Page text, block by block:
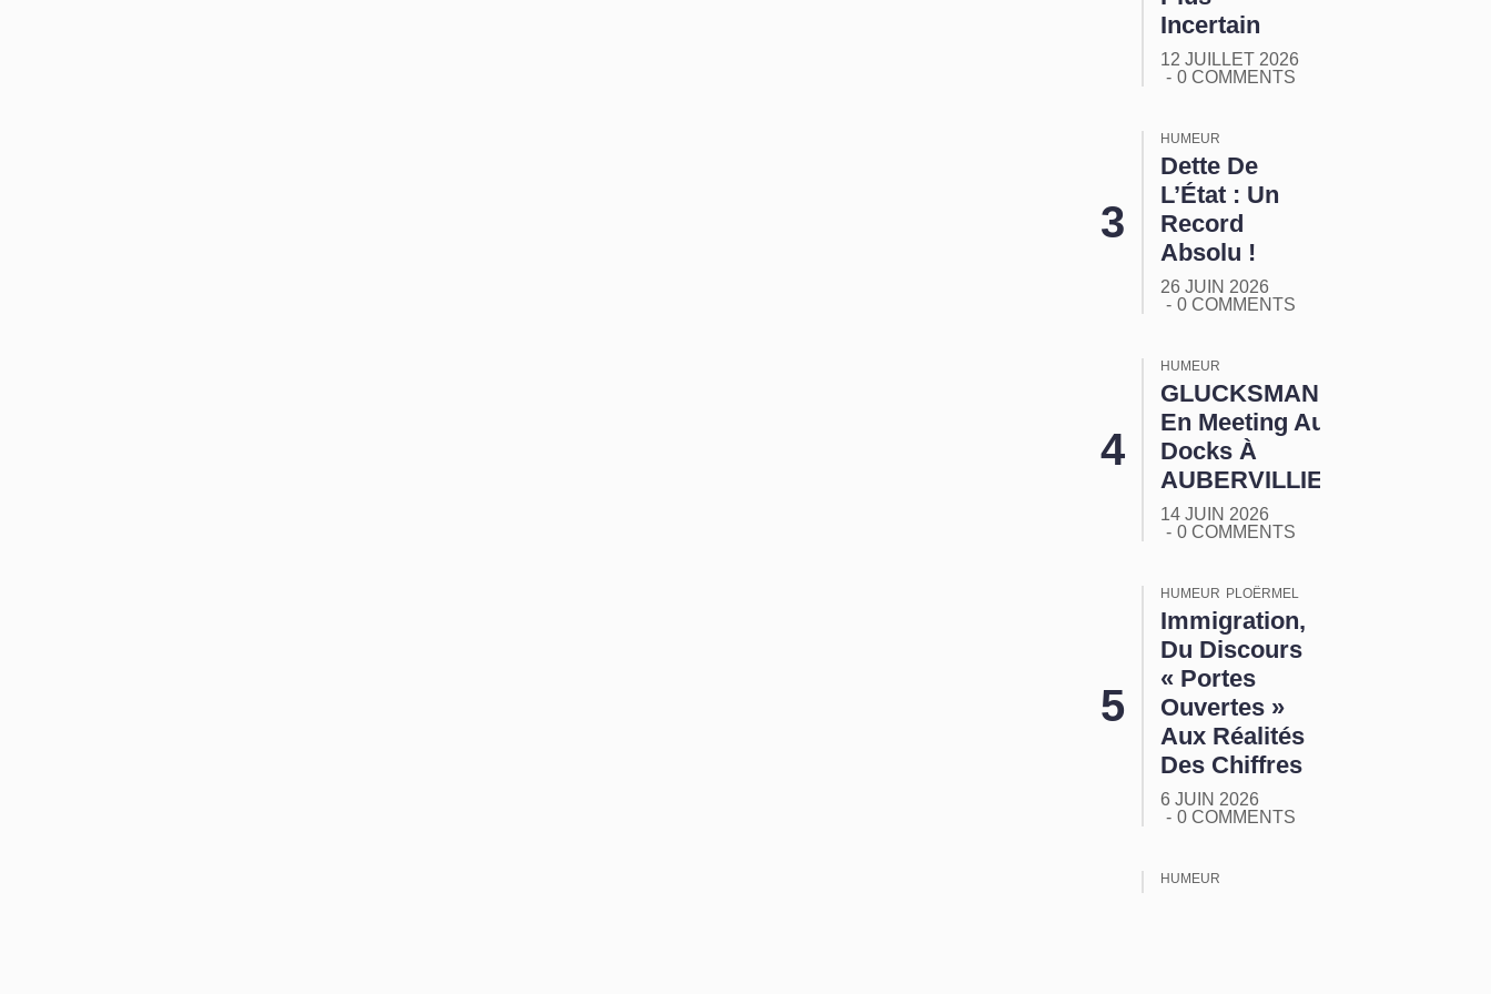
Incertain
12 JUILLET 2026
0 COMMENTS
HUMEUR
Dette De
L’État : Un
Record
Absolu !
26 JUIN 2026
0 COMMENTS
HUMEUR
GLUCKSMANN
En Meeting Aux
Docks À
AUBERVILLIERS
14 JUIN 2026
0 COMMENTS
HUMEUR PLOËRMEL
Immigration,
Du Discours
« Portes
Ouvertes »
Aux Réalités
Des Chiffres
6 JUIN 2026
0 COMMENTS
HUMEUR